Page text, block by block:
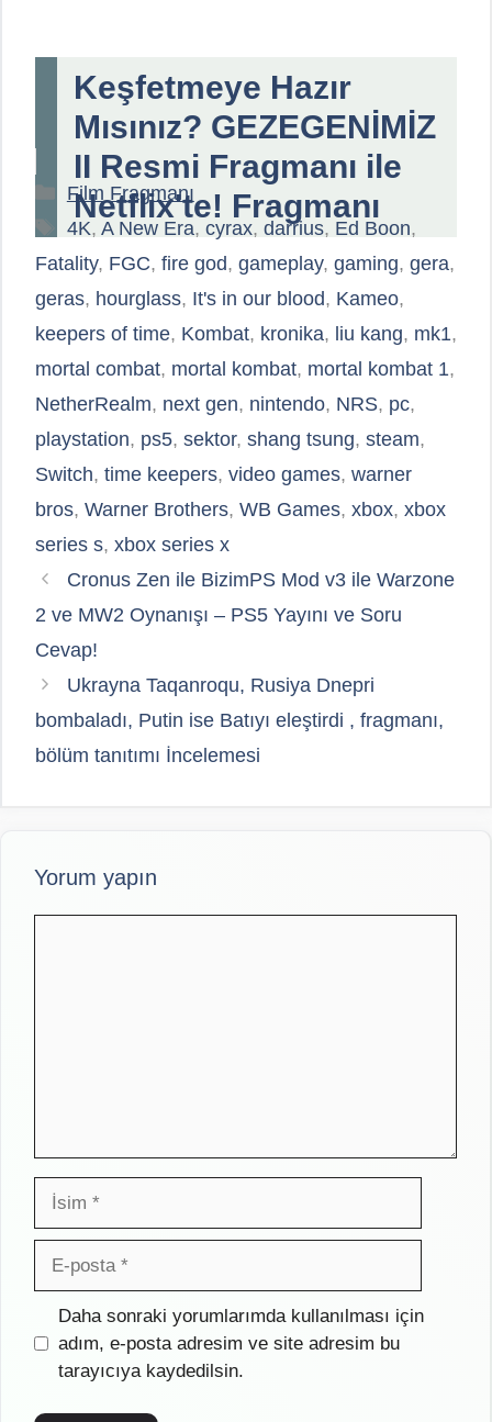
Keşfetmeye Hazır
Mısınız? GEZEGENİMİZ
II Resmi Fragmanı ile
Netflix'te! Fragmanı
Kategoriler
Film Fragmanı
Etiketler
4K, A New Era, cyrax, darrius, Ed Boon,
Fatality, FGC, fire god, gameplay, gaming, gera,
geras, hourglass, It's in our blood, Kameo,
keepers of time, Kombat, kronika, liu kang, mk1,
mortal combat, mortal kombat, mortal kombat 1,
NetherRealm, next gen, nintendo, NRS, pc,
playstation, ps5, sektor, shang tsung, steam,
Switch, time keepers, video games, warner
bros, Warner Brothers, WB Games, xbox, xbox
series s, xbox series x
Cronus Zen ile BizimPS Mod v3 ile Warzone
2 ve MW2 Oynanışı – PS5 Yayını ve Soru
Cevap!
Ukrayna Taqanroqu, Rusiya Dnepri
bombaladı, Putin ise Batıyı eleştirdi , fragmanı,
bölüm tanıtımı İncelemesi
Yorum yapın
İsim
posta
İnternet
sitesi
Daha sonraki yorumlarımda kullanılması için
adım, e-posta adresim ve site adresim bu
tarayıcıya kaydedilsin.